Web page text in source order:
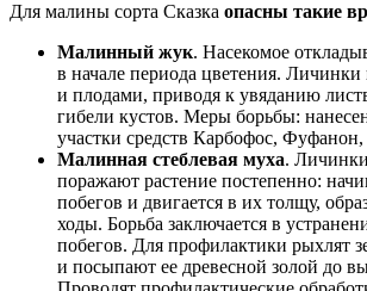
Для малины сорта Сказка опасны такие
Малинный жук. Насекомое
в начале периода цветения. Личинки
и плодами, приводя к увяданию
гибели кустов. Меры борьбы:
участки средств Карбофос,
Малинная стеблевая муха.
поражают растение постепенно:
побегов и двигается в их толщу,
ходы. Борьба заключается в
побегов. Для профилактики рыхлят
и посыпают ее древесной золой до